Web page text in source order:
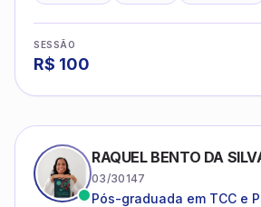
SESSÃO
R$ 100
RAQUEL BENTO DA
03/30147
Pós-graduada em TCC e